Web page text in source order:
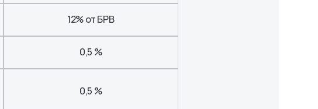
12% от БРВ
0,5 %
0,5 %